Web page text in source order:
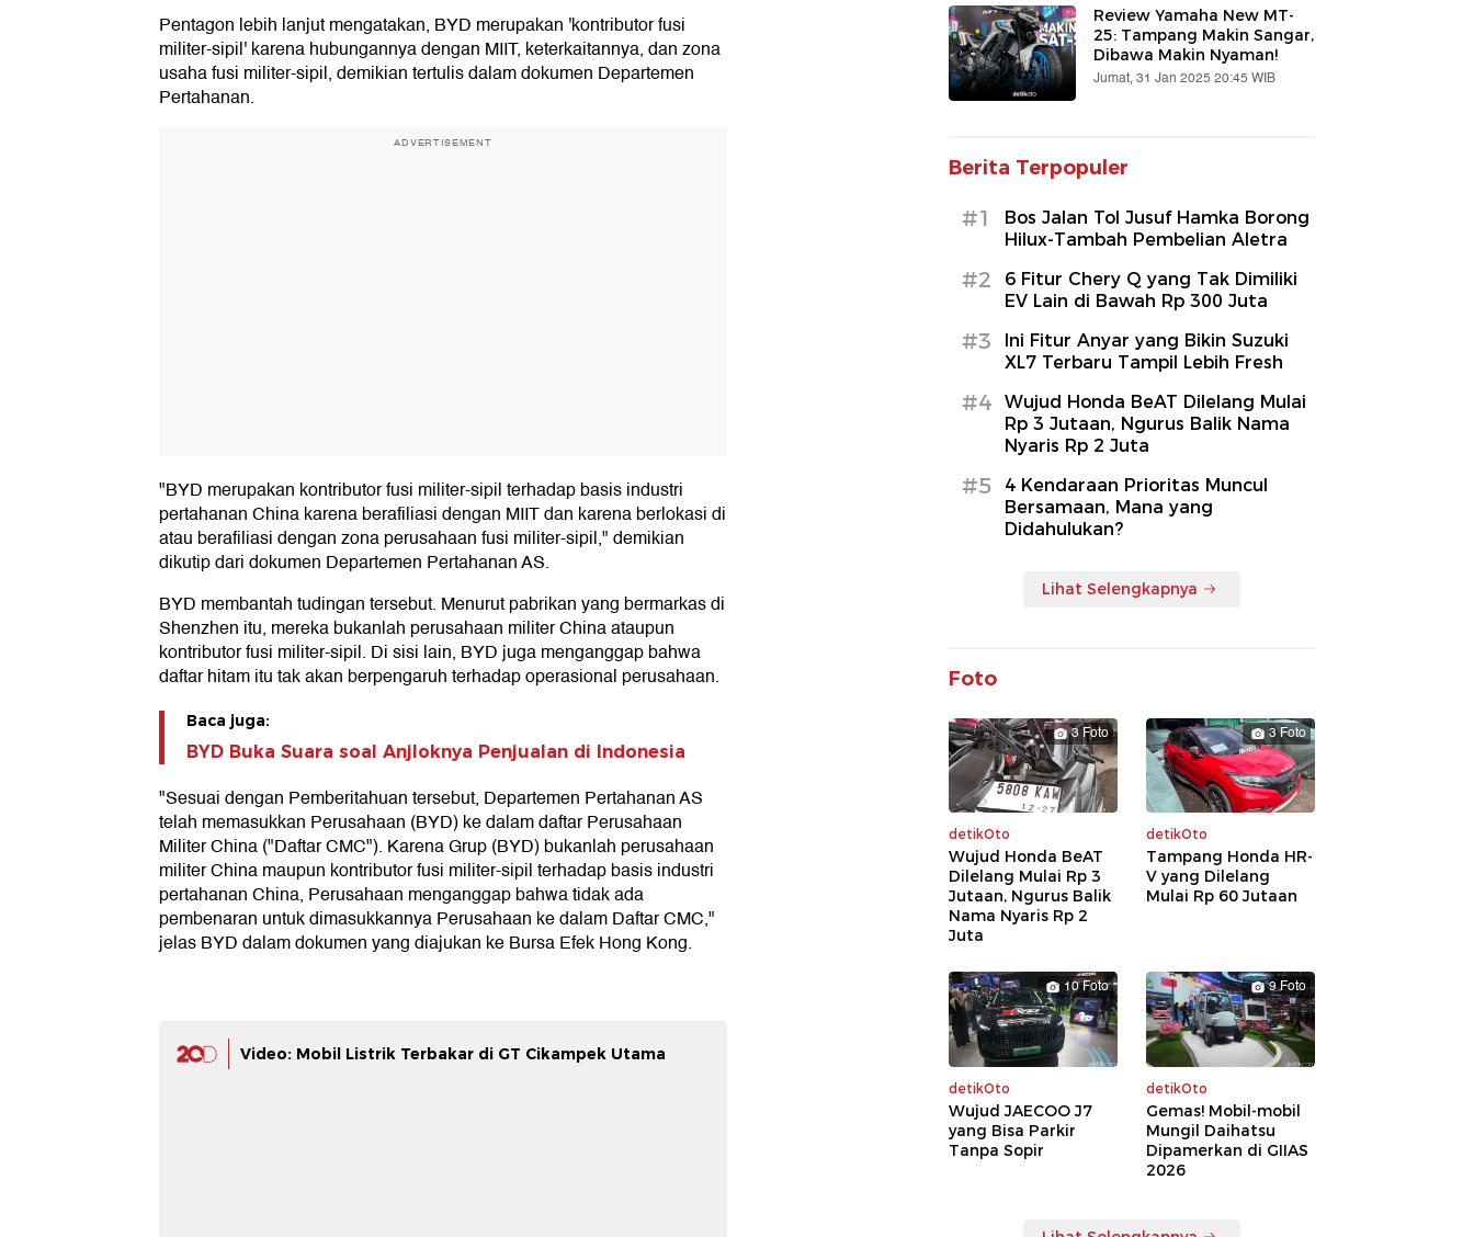
Pentagon lebih lanjut mengatakan, BYD merupakan 'kontributor fusi
militer-sipil' karena hubungannya dengan MIIT, keterkaitannya, dan zona
usaha fusi militer-sipil, demikian tertulis dalam dokumen Departemen
Pertahanan.
ADVERTISEMENT
"BYD merupakan kontributor fusi militer-sipil terhadap basis industri
pertahanan China karena berafiliasi dengan MIIT dan karena berlokasi di
atau berafiliasi dengan zona perusahaan fusi militer-sipil," demikian
dikutip dari dokumen Departemen Pertahanan AS.
BYD membantah tudingan tersebut. Menurut pabrikan yang bermarkas di
Shenzhen itu, mereka bukanlah perusahaan militer China ataupun
kontributor fusi militer-sipil. Di sisi lain, BYD juga menganggap bahwa
daftar hitam itu tak akan berpengaruh terhadap operasional perusahaan.
Baca juga:
BYD Buka Suara soal Anjloknya Penjualan di Indonesia
"Sesuai dengan Pemberitahuan tersebut, Departemen Pertahanan AS
telah memasukkan Perusahaan (BYD) ke dalam daftar Perusahaan
Militer China ("Daftar CMC"). Karena Grup (BYD) bukanlah perusahaan
militer China maupun kontributor fusi militer-sipil terhadap basis industri
pertahanan China, Perusahaan menganggap bahwa tidak ada
pembenaran untuk dimasukkannya Perusahaan ke dalam Daftar CMC,"
jelas BYD dalam dokumen yang diajukan ke Bursa Efek Hong Kong.
Video: Mobil Listrik Terbakar di GT Cikampek Utama
Review Yamaha New MT-
25: Tampang Makin Sangar,
Dibawa Makin Nyaman!
Jumat, 31 Jan 2025 20:45 WIB
Berita Terpopuler
#1
Bos Jalan Tol Jusuf Hamka Borong
Hilux-Tambah Pembelian Aletra
#2
6 Fitur Chery Q yang Tak Dimiliki
EV Lain di Bawah Rp 300 Juta
#3
Ini Fitur Anyar yang Bikin Suzuki
XL7 Terbaru Tampil Lebih Fresh
#4
Wujud Honda BeAT Dilelang Mulai
Rp 3 Jutaan, Ngurus Balik Nama
Nyaris Rp 2 Juta
#5
4 Kendaraan Prioritas Muncul
Bersamaan, Mana yang
Didahulukan?
Lihat Selengkapnya
Foto
3 Foto
detikOto
Wujud Honda BeAT
Dilelang Mulai Rp 3
Jutaan, Ngurus Balik
Nama Nyaris Rp 2
Juta
3 Foto
detikOto
Tampang Honda HR-
V yang Dilelang
Mulai Rp 60 Jutaan
10 Foto
detikOto
Wujud JAECOO J7
yang Bisa Parkir
Tanpa Sopir
9 Foto
detikOto
Gemas! Mobil-mobil
Mungil Daihatsu
Dipamerkan di GIIAS
2026